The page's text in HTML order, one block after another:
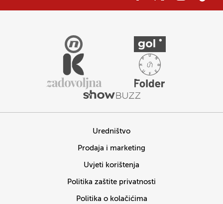
Uredništvo
Prodaja i marketing
Uvjeti korištenja
Politika zaštite privatnosti
Politika o kolačićima